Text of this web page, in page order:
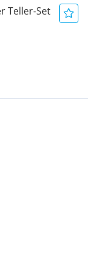
Teller-Set